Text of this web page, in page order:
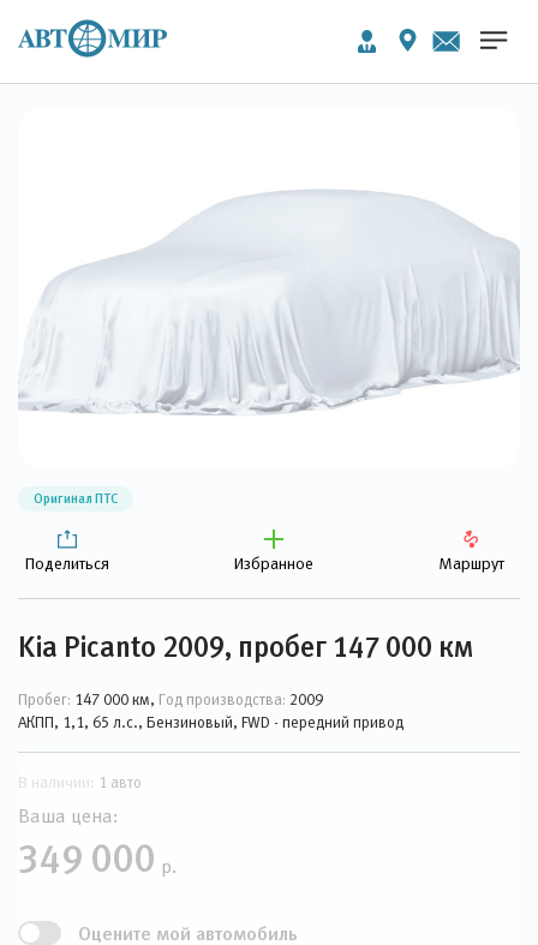
Оригинал ПТС
Поделиться Избранное Маршрут
Kia Picanto 2009, пробег 147 000 км
Пробег: 147 000 км, Год производства: 2009
АКПП, 1,1, 65 л.с., Бензиновый, FWD - передний привод
В наличии: 1 авто
Ваша цена:
349 000 р.
Оцените мой автомобиль